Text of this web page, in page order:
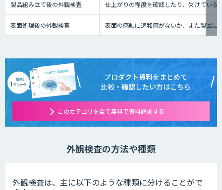
製品組み立て後の外観検査 仕上がりの程度を確認したり、欠けている
表面処理後の外観検査 表面の感触に違和感がないか、また製品に
プロダクト資料をまとめて
比較・確認したい方はこちら
このカテゴリを全て無料で資料請求する
外観検査の方法や種類
外観検査は、主に以下のような種類に分けることがで